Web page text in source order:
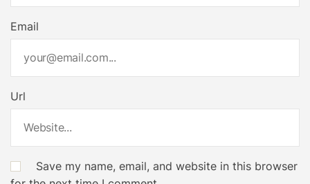
Email
Url
Save my name, email, and website in this browser